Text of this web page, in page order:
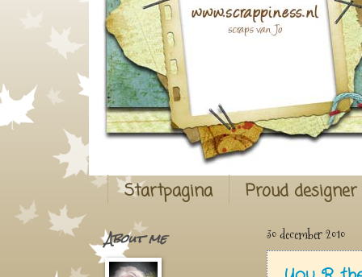
Startpagina Proud
30 december 2010
About me